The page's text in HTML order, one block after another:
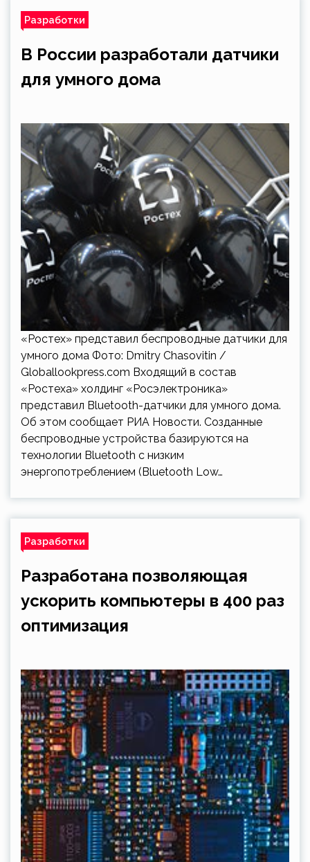
Разработки
В России разработали датчики
для умного дома
«Ростех» представил беспроводные датчики для
умного дома Фото: Dmitry Chasovitin /
Globallookpress.com Входящий в состав
«Ростеха» холдинг «Росэлектроника»
представил Bluetooth-датчики для умного дома.
Об этом сообщает РИА Новости. Созданные
беспроводные устройства базируются на
технологии Bluetooth с низким
энергопотреблением (Bluetooth Low…
Разработки
Разработана позволяющая
ускорить компьютеры в 400 раз
оптимизация